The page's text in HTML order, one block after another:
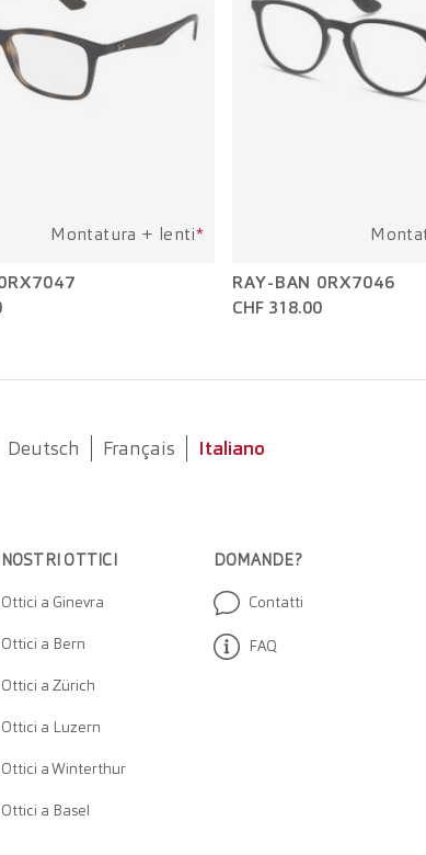
Montatura + lenti*
RAY-BAN 0RX7046
CHF 318.00
Deutsch Français Italiano
NOSTRI OTTICI
Ottici a Ginevra
Ottici a Bern
Ottici a Zürich
Ottici a Luzern
Ottici a Winterthur
Ottici a Basel
DOMANDE?
Contatti
FAQ